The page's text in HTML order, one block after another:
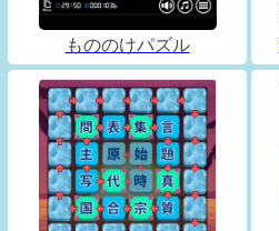
もののけパズル